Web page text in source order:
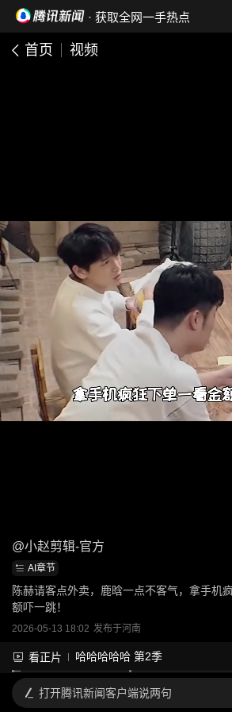
· 获取全网一手热点
首页 视频
@小赵剪辑-官方
AI章节
陈赫请客点外卖，鹿晗一点不客气，拿手机
额吓一跳！
2026-05-13 18:02 发布于河南
看正片 哈哈哈哈哈 第2季
打开腾讯新闻客户端说两句